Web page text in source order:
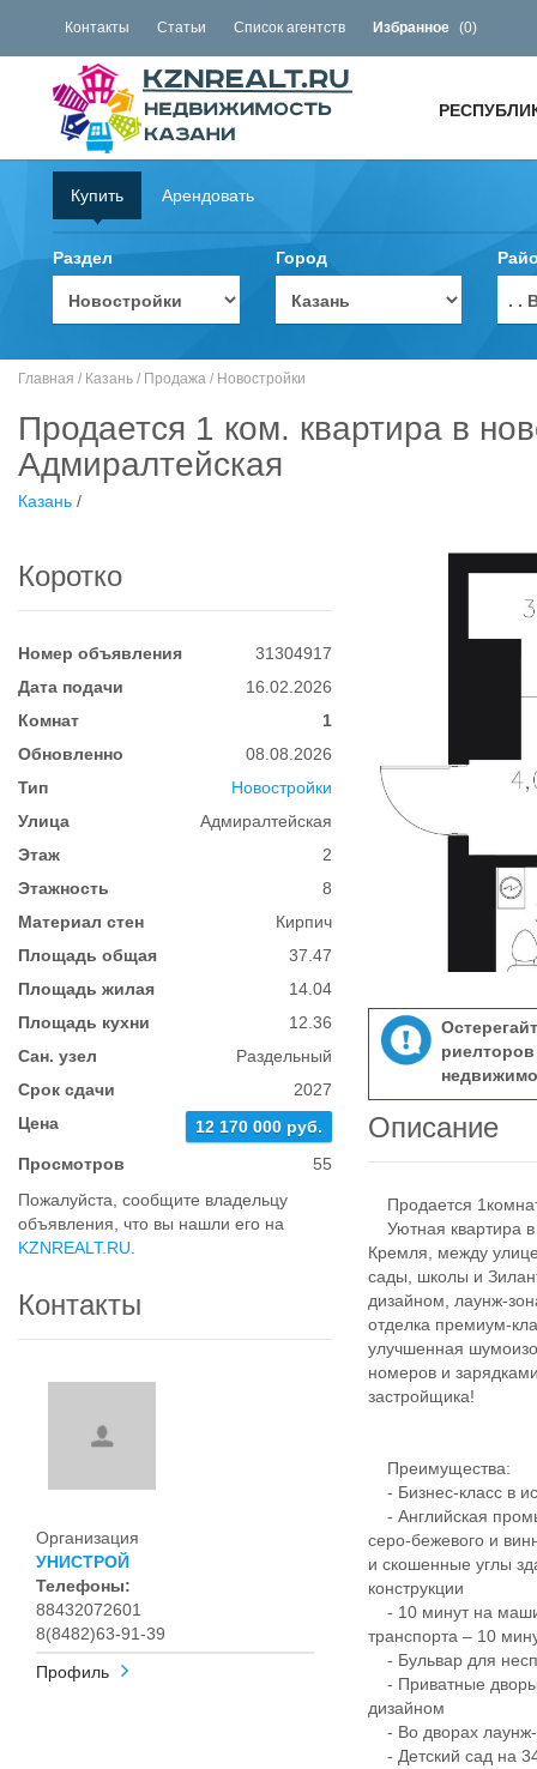
Контакты Статьи Список агентств Избранное (0)
Купить Арендовать
Раздел Город
. .
Главная / Казань / Продажа / Новостройки
Продается 1 ком. квартира в
Адмиралтейская
Казань /
Коротко
Номер объявления
31304917
Дата подачи
16.02.2026
Комнат
1
Обновленно
08.08.2026
Тип
Новостройки
Улица
Адмиралтейская
Этаж
2
Этажность
8
Материал стен
Кирпич
Площадь общая
37.47
Площадь жилая
14.04
Площадь кухни
12.36
Сан. узел
Раздельный
Срок сдачи
2027
Цена
12 170 000 руб.
Просмотров
55
Пожалуйста, сообщите владельцу
объявления, что вы нашли его на
KZNREALT.RU
Контакты
Организация
УНИСТРОЙ
Телефоны:
88432072601
8(8482)63-91-39
Профиль
Описание
Продается
Уютная квартира в
Кремля, между
сады, школы и
дизайном, лаунж-
отделка премиум-
улучшенная
номеров и
застройщика!
Преимущества:
- Бизнес-класс в
- Английская
серо-бежевого и
и скошенные углы
конструкции
- 10 минут на
транспорта – 10
- Бульвар для
- Приватные
дизайном
- Во дворах лаунж-
- Детский сад на